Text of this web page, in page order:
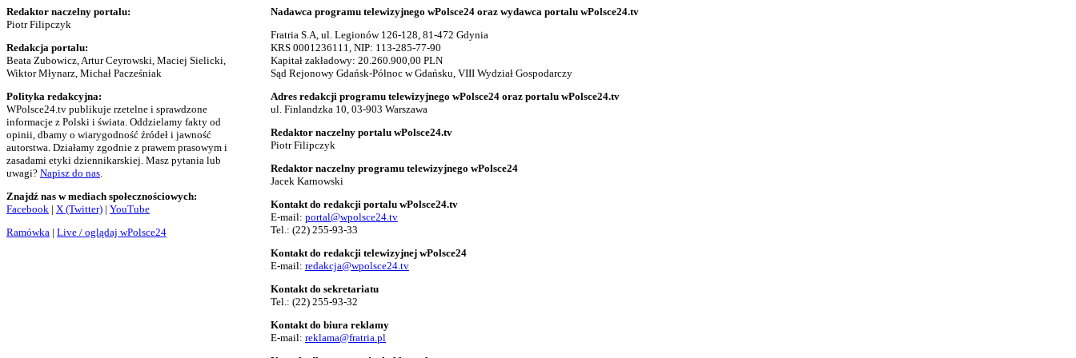
Redaktor naczelny portalu:
Piotr Filipczyk
Redakcja portalu:
Beata Zubowicz, Artur Ceyrowski, Maciej Sielicki,
Wiktor Młynarz, Michał Pacześniak
Polityka redakcyjna:
WPolsce24.tv publikuje rzetelne i sprawdzone
informacje z Polski i świata. Oddzielamy fakty od
opinii, dbamy o wiarygodność źródeł i jawność
autorstwa. Działamy zgodnie z prawem prasowym i
zasadami etyki dziennikarskiej. Masz pytania lub
uwagi? Napisz do nas.
Znajdź nas w mediach społecznościowych:
Facebook | X (Twitter) | YouTube
Ramówka | Live / oglądaj wPolsce24
Nadawca programu telewizyjnego wPolsce24 oraz wydawca portalu wPolsce24.tv
Fratria S.A, ul. Legionów 126-128, 81-472 Gdynia
KRS 0001236111, NIP: 113-285-77-90
Kapitał zakładowy: 20.260.900,00 PLN
Sąd Rejonowy Gdańsk-Północ w Gdańsku, VIII Wydział Gospodarczy
Adres redakcji programu telewizyjnego wPolsce24 oraz portalu wPolsce24.tv
ul. Finlandzka 10, 03-903 Warszawa
Redaktor naczelny portalu wPolsce24.tv
Piotr Filipczyk
Redaktor naczelny programu telewizyjnego wPolsce24
Jacek Karnowski
Kontakt do redakcji portalu wPolsce24.tv
E-mail: portal@wpolsce24.tv
Tel.: (22) 255-93-33
Kontakt do redakcji telewizyjnej wPolsce24
E-mail: redakcja@wpolsce24.tv
Kontakt do sekretariatu
Tel.: (22) 255-93-32
Kontakt do biura reklamy
E-mail: reklama@fratria.pl